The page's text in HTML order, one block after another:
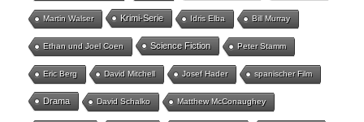
Martin Walser Krimi-Serie Idris Elba Bill Murray
Ethan und Joel Coen Science Fiction Peter Stamm
Eric Berg David Mitchell Josef Hader spanischer Film
Drama David Schalko Matthew McConaughey